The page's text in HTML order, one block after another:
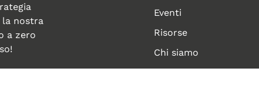
la nostra
a zero
Eventi
Risorse
Chi siamo